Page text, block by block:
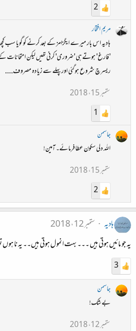
2
مریم افتخار
ہادیہ اس بار میرے ایگزامز کے بعد کرنے کو گویا سب
'فارغ' ہوتے ہی 'ضروری' کرنی تھیں لیکن امتحانات
ریسرچ شروع ہوگئی اور پہلے سے زیادہ مصروف....
ستمبر 15، 2018
1
جاسمن
اللہ دلی سکون عطا فرمائے۔ آمین!
ستمبر 15، 2018
2
ہادیہ
ستمبر 12، 2018
یہ جو مائیں ہوتی ہیں ۔۔۔ بہت انمول ہوتی ہیں۔۔ یہ نا
3
جاسمن
بے شک!
ستمبر 12، 2018